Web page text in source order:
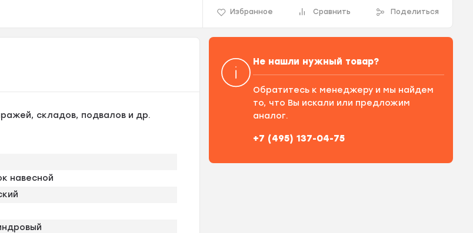
Избранное Сравнить Поделиться
складов, подвалов и др.
навесной
Не нашли нужный товар?
Обратитесь к менеджеру и мы найдем
то, что Вы искали или предложим
аналог.
+7 (495) 137-04-75